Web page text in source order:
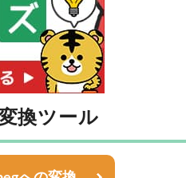
換ツール